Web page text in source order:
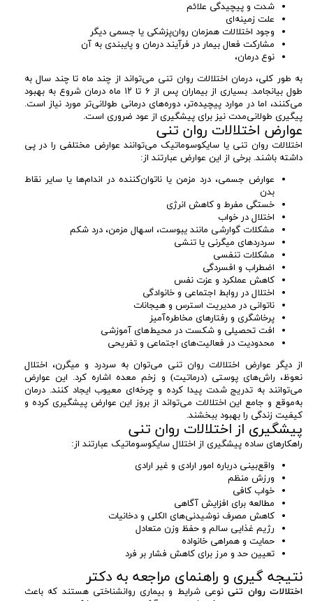
شدت و پیچیدگی علائم
علت زمینه‌ای
وجود اختلالات همزمان روان‌پزشکی یا جسمی دیگر
مشارکت فعال بیمار در فرآیند درمان و پایبندی به آن
نوع درمان،
به طور کلی، درمان اختلالات روان تنی می‌تواند از چند ماه تا چند سال به
طول بیانجامد. بسیاری از بیماران پس از ۶ تا ۱۲ ماه درمان شروع به بهبود
می‌کنند، اما در موارد پیچیده‌تر، دوره‌های درمانی طولانی‌تر مورد نیاز است.
پیگیری طولانی‌مدت نیز برای پیشگیری از عود ضروری است.
عوارض اختلالات روان تنی
اختلالات روان تنی یا سایکوسوماتیک می‌توانند عوارض مختلفی را در پی
داشته باشند. برخی از این عوارض عبارتند از:
عوارض جسمی، درد مزمن یا ناتوان‌کننده در اندام‌ها یا سایر نقاط
بدن
خستگی مفرط و کاهش انرژی
اختلال در خواب
مشکلات گوارشی مانند یبوست، اسهال مزمن، درد شکم
سردردهای میگرنی یا تنشی
مشکلات تنفسی
اضطراب و افسردگی
کاهش عملکرد و عزت نفس
اختلال در روابط اجتماعی و خانوادگی
ناتوانی در مدیریت استرس و هیجانات
پرخاشگری و رفتارهای مخاطره‌آمیز
افت تحصیلی و شکست در محیط‌های آموزشی
محدودیت در فعالیت‌های اجتماعی و تفریحی
از دیگر عوارض اختلالات روان تنی می‌توان به سردرد و میگرن، اختلال
نعوظ، راش‌های پوستی (درماتیت) و زخم معده اشاره کرد. این عوارض
می‌توانند به تدریج شدت پیدا کرده و چرخه‌ای معیوب ایجاد کنند. درمان
به‌موقع و جامع این اختلالات می‌تواند از بروز این عوارض پیشگیری کرده و
کیفیت زندگی را بهبود ببخشند.
پیشگیری از اختلالات روان تنی
راهکارهای ساده پیشگیری از اختلال سایکوسوماتیک عبارتند از:
واقع‌بینی درباره امور ارادی و غیر ارادی
ورزش منظم
خواب کافی
مطالعه برای افزایش آگاهی
کاهش مصرف نوشیدنی‌های الکلی و دخانیات
رژیم غذایی سالم و حفظ وزن متعادل
حمایت و همراهی خانواده
تعیین حد و مرز برای کاهش فشار بر فرد
‏نتیجه گیری و راهنمای مراجعه به دکتر
اختلالات روان تنینوعی شرایط و بیماری روانشناختی هستند که باعث